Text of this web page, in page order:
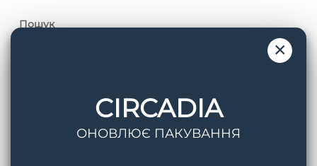
Пошук
×
CIRCADIA
ОНОВЛЮЄ ПАКУВАННЯ